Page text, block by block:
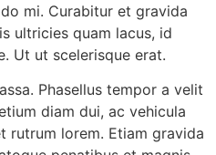
mi. Curabitur et gravida
ultricies quam lacus, id
Ut ut scelerisque erat.
Phasellus tempor a velit
diam dui, ac vehicula
rutrum lorem. Etiam gravida